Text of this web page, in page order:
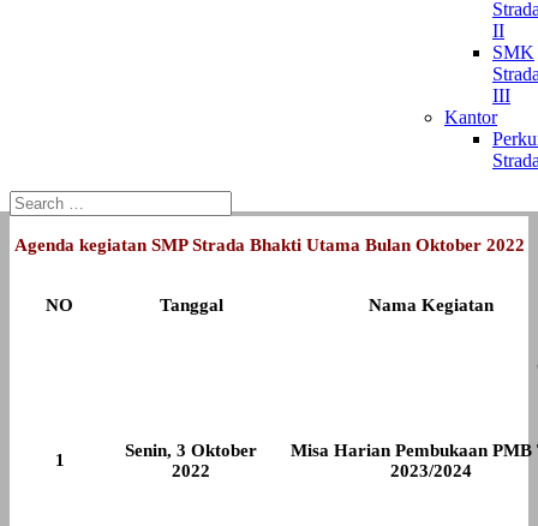
II
SMK
III
Kantor
Agenda kegiatan SMP Strada Bhakti Utama Bulan Oktober 2022
NO Tanggal Nama Kegiatan
1
Senin, 3 Oktober
2022
Misa Harian Pembukaan PMB
2023/2024